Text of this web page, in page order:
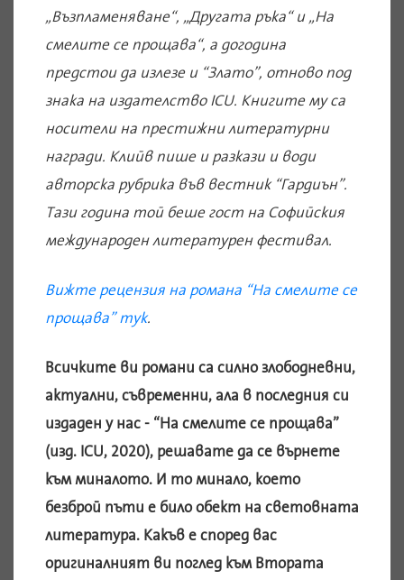
„Възпламеняване“, „Другата ръка“ и „На
смелите се прощава“, а догодина
предстои да излезе и “Злато”, отново под
знака на издателство ICU. Книгите му са
носители на престижни литературни
награди. Клийв пише и разкази и води
авторска рубрика във вестник “Гардиън”.
Тази година той беше гост на Софийския
международен литературен фестивал.
Вижте рецензия на романа “На смелите се
прощава” тук.
Всичките ви романи са силно злободневни,
актуални, съвременни, ала в последния си
издаден у нас - “На смелите се прощава”
(изд. ICU, 2020), решавате да се върнете
към миналото. И то минало, което
безброй пъти е било обект на световната
литература. Какъв е според вас
оригиналният ви поглед към Втората